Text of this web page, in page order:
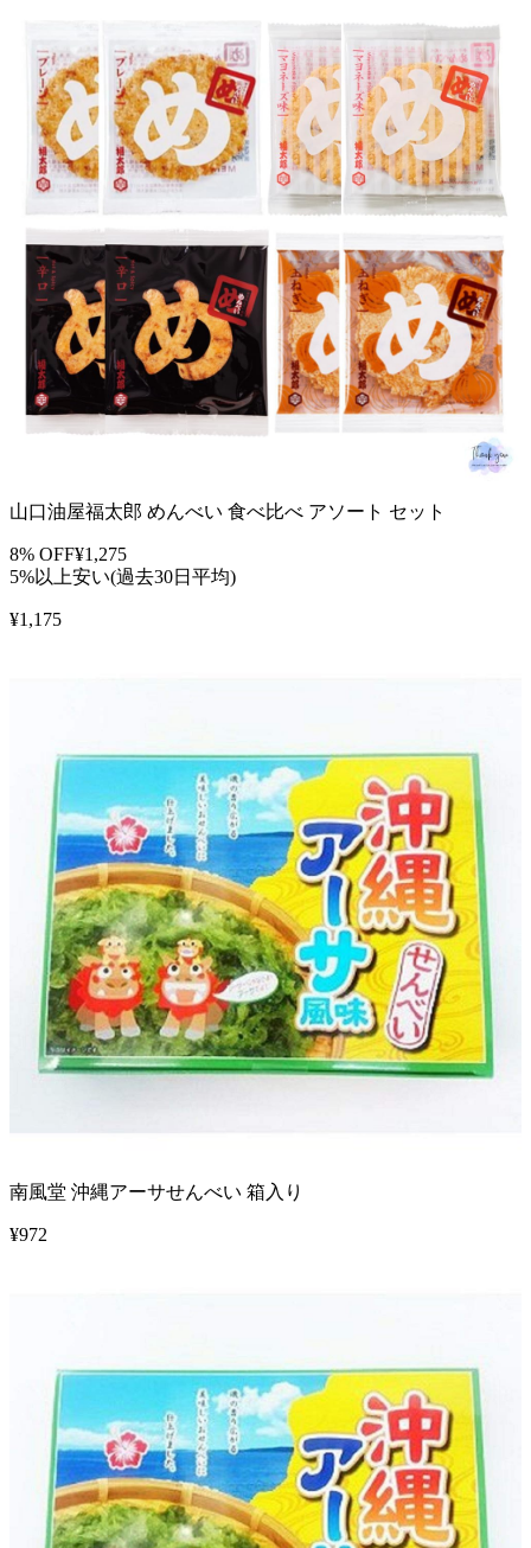
山口油屋福太郎 めんべい 食べ比べ アソート セット
8% OFF¥1,275
5%以上安い(過去30日平均)
¥1,175
南風堂 沖縄アーサせんべい 箱入り
¥972